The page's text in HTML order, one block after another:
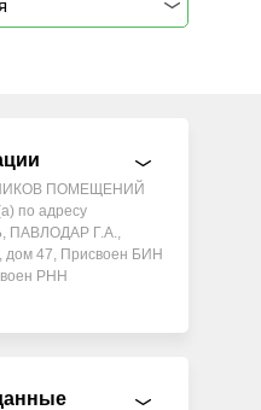
ПОМЕЩЕНИЙ
Г.А.,
БИН